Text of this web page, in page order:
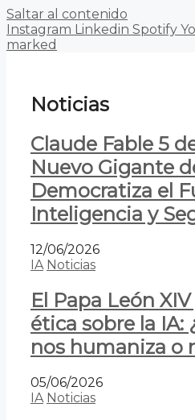
Saltar al contenido
Instagram Linkedin Spotify
marked
Noticias
Claude Fable 5
Nuevo Gigante
Democratiza el
Inteligencia y
12/06/2026
IA Noticias
El Papa León
ética sobre la IA:
nos humaniza o
05/06/2026
IA Noticias